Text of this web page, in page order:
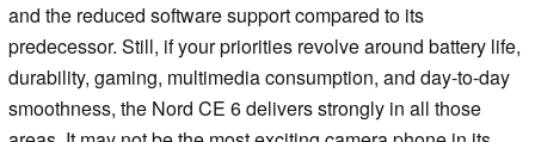
and the reduced software support compared to its
predecessor. Still, if your priorities revolve around battery life,
durability, gaming, multimedia consumption, and day-to-day
smoothness, the Nord CE 6 delivers strongly in all those